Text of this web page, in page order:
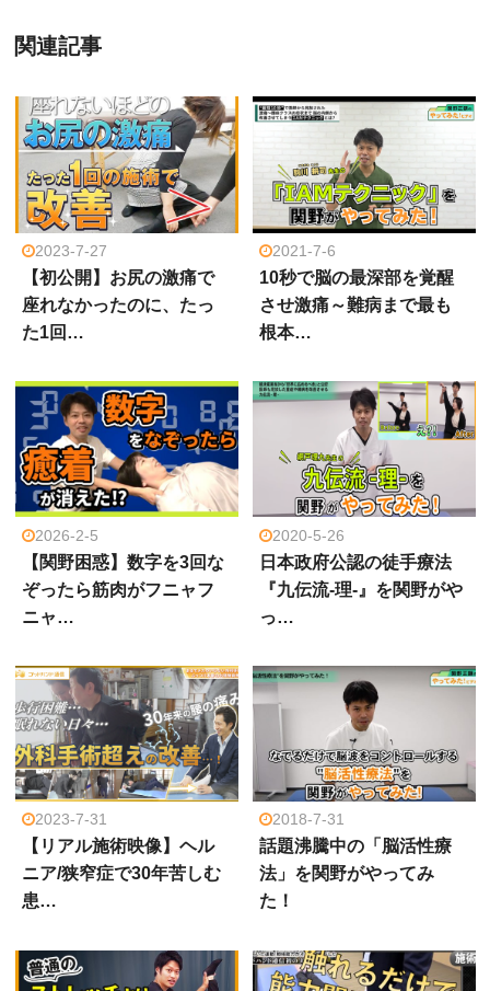
関連記事
2023-7-27
【初公開】お尻の激痛で
座れなかったのに、たっ
た1回…
2021-7-6
10秒で脳の最深部を覚醒
させ激痛～難病まで最も
根本…
2026-2-5
【関野困惑】数字を3回な
ぞったら筋肉がフニャフ
ニャ…
2020-5-26
日本政府公認の徒手療法
『九伝流-理-』を関野がや
っ…
2023-7-31
【リアル施術映像】ヘル
ニア/狭窄症で30年苦しむ
患…
2018-7-31
話題沸騰中の「脳活性療
法」を関野がやってみ
た！